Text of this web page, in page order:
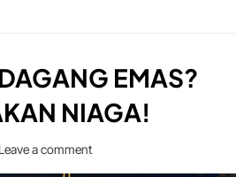
EMAS?
NIAGA!
Leave a commenton
Mahu